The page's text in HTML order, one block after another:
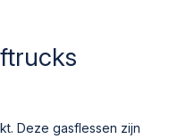
Deze gasflessen zijn